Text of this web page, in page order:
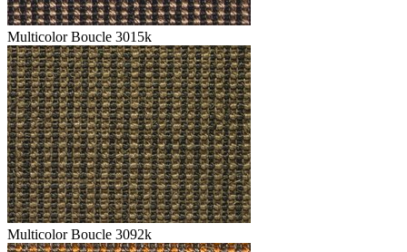
Multicolor Boucle 3015k
Multicolor Boucle 3092k